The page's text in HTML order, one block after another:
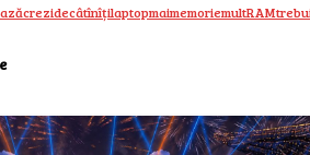
crezidecâtînîțilaptopmaimemoriemultRAM